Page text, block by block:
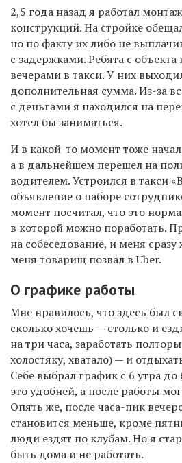
2,5 года назад я работал
конструкций.На стройке обеща
но по факту их либо не
с задержками.Ребята с объекта
вечерами в такси. У них
дополнительная сумма. Из-за
с деньгами я находился на
хотел бы заниматься.
И в какой-то момент тоже
а в дальнейшем перешел на
водителем. Устроился в такси
объявление о наборе
момент посчитал, что это
в которой можно поработать.
на собеседование, и меня сразу
меня товарищ позвал вUber.
О графике работы
Мне нравилось, что здесь был
сколько хочешь — столько и
на три часа, заработать
холостяку, хватало) — и
Себе выбрал график с 6 утра до
это удобней, а после работы
Опять же, после часа-пик
становится меньше, кроме
люди ездят по клубам.Ноя
быть дома и не работать.